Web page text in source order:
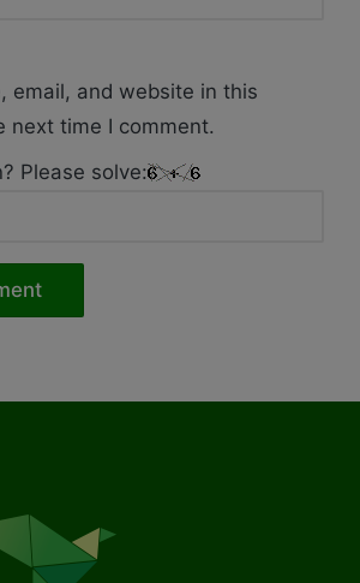
email, and website in this
next time I comment.
Please solve: